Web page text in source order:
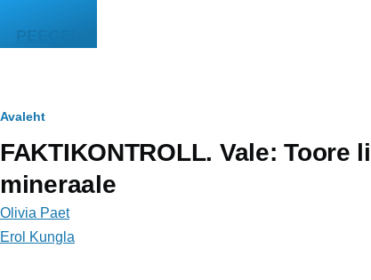
PEEGEL
Leivapuru
Avaleht
FAKTIKONTROLL. Vale:
mineraale
Olivia Paet
Erol Kungla